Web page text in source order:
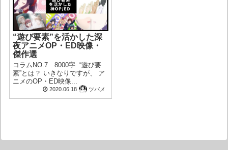
“遊び要素”を活かした深
夜アニメOP・ED映像・
傑作選
コラムNO.7 8000字 “遊び要
素”とは？ いきなりですが、 ア
ニメのOP・ED映像...
2020.06.18 ツバメ